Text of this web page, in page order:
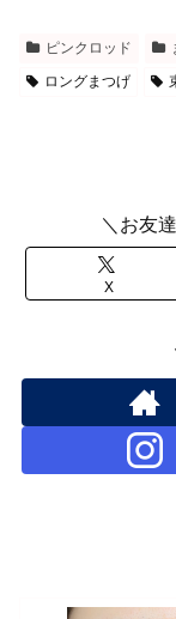
ピンクロッド
ロングまつげ
＼お友
X